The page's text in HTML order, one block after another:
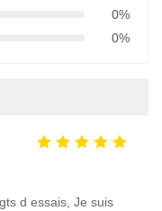
0%
0%
d essais, Je suis